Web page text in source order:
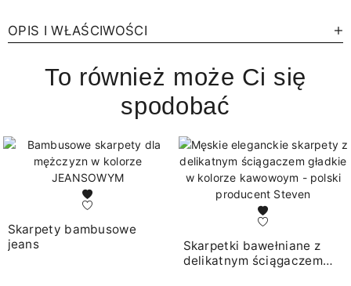
OPIS I WŁAŚCIWOŚCI
To również może Ci się
spodobać
Skarpety bambusowe
jeans
Skarpetki bawełniane z
delikatnym ściągaczem